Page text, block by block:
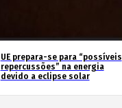
UE prepara-se para “possíveis
repercussões” na energia
devido a eclipse solar